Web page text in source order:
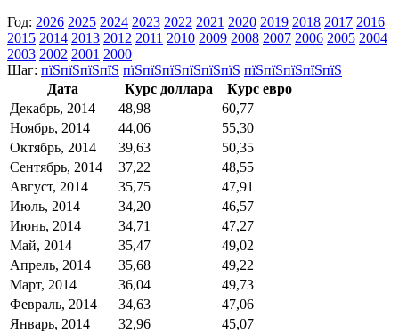
Год: 2026 2025 2024 2023 2022 2021 2020 2019 2018 2017 2016
2015 2014 2013 2012 2011 2010 2009 2008 2007 2006 2005 2004
2003 2002 2001 2000
Шаг: пїЅпїЅпїЅпїЅ пїЅпїЅпїЅпїЅпїЅпїЅ пїЅпїЅпїЅпїЅпїЅ
Дата
Курс доллара
Курс евро
Декабрь, 2014
48,98
60,77
Ноябрь, 2014
44,06
55,30
Октябрь, 2014
39,63
50,35
Сентябрь, 2014
37,22
48,55
Август, 2014
35,75
47,91
Июль, 2014
34,20
46,57
Июнь, 2014
34,71
47,27
Май, 2014
35,47
49,02
Апрель, 2014
35,68
49,22
Март, 2014
36,04
49,73
Февраль, 2014
34,63
47,06
Январь, 2014
32,96
45,07